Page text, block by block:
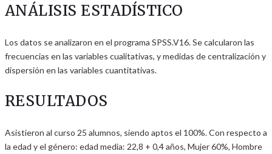
ANÁLISIS ESTADÍSTICO
Los datos se analizaron en el programa SPSS.V16. Se calcularon las
frecuencias en las variables cualitativas, y medidas de centralización y
dispersión en las variables cuantitativas.
RESULTADOS
Asistieron al curso 25 alumnos, siendo aptos el 100%. Con respecto a
la edad y el género: edad media: 22,8 + 0,4 años, Mujer 60%, Hombre